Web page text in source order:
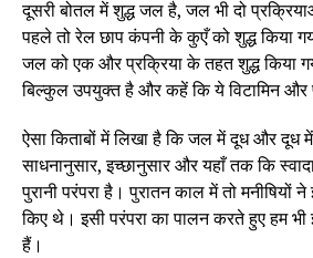
दूसरी बोतल में शुद्ध जल है, जल भी दो
पहले तो रेल छाप कंपनी के कुएँ को शुद्ध किया
जल को एक और प्रक्रिया के तहत शुद्ध किया
बिल्कुल उपयुक्त है और कहें कि ये विटामिन और
ऐसा किताबों में लिखा है कि जल में दूध और दूध
साधनानुसार, इच्छानुसार और यहाँ तक कि
पुरानी परंपरा है। पुरातन काल में तो मनीषियों
किए थे। इसी परंपरा का पालन करते हुए हम
हैं।